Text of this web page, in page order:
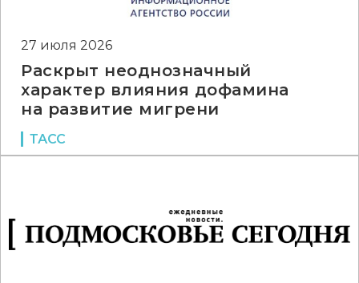
27 июля 2026
Раскрыт неоднозначный
характер влияния дофамина
на развитие мигрени
ТАСС